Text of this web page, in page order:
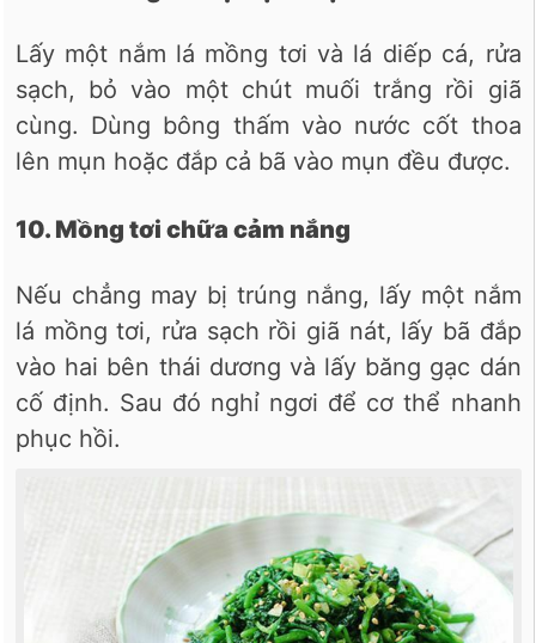
Lấy một nắm lá mồng tơi và lá diếp cá, rửa
sạch, bỏ vào một chút muối trắng rồi giã
cùng. Dùng bông thấm vào nước cốt thoa
lên mụn hoặc đắp cả bã vào mụn đều được.
10. Mồng tơi chữa cảm nắng
Nếu chẳng may bị trúng nắng, lấy một nắm
lá mồng tơi, rửa sạch rồi giã nát, lấy bã đắp
vào hai bên thái dương và lấy băng gạc dán
cố định. Sau đó nghỉ ngơi để cơ thể nhanh
phục hồi.